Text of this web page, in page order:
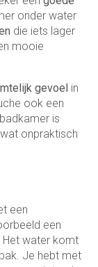
onder water
die iets lager
mooie
gevoel in
ook een
is
onpraktisch
een
een
Het water komt
Je hebt met